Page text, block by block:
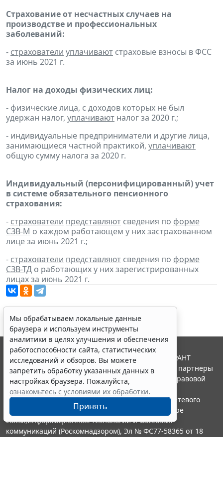
Страхование от несчастных случаев на
производстве и профессиональных
заболеваний:
- страхователи уплачивают страховые взносы в ФСС
за июнь 2021 г.
Налог на доходы физических лиц:
- физические лица, с доходов которых не был
удержан налог, уплачивают налог за 2020 г.;
- индивидуальные предприниматели и другие лица,
занимающиеся частной практикой, уплачивают
общую сумму налога за 2020 г.
Индивидуальный (персонифицированный) учет
в системе обязательного пенсионного
страхования:
- страхователи представляют сведения по форме
СЗВ-М о каждом работающем у них застрахованном
лице за июнь 2021 г.;
- страхователи представляют сведения по форме
СЗВ-ТД о работающих у них зарегистрированных
лицах за июнь 2021 г.
Мы обрабатываем локальные данные
браузера и используем инструменты
аналитики в целях улучшения и обеспечения
работоспособности сайта, статистических
исследований и обзоров. Вы можете
запретить обработку указанных данных в
настройках браузера. Пожалуйста,
ознакомьтесь с условиями их обработки.
Принять
© ООО "НПП "ГАРАНТ-СЕРВИС", 2026. Система ГАРАНТ
выпускается с 1990 года. Компания "Гарант" и ее партнеры
являются участниками Российской ассоциации правовой
информации ГАРАНТ.
Портал ГАРАНТ.РУ зарегистрирован в качестве сетевого
издания Федеральной службой по надзору в сфере
связи,информационных технологий и массовых
коммуникаций (Роскомнадзором), Эл № ФС77-58365 от 18